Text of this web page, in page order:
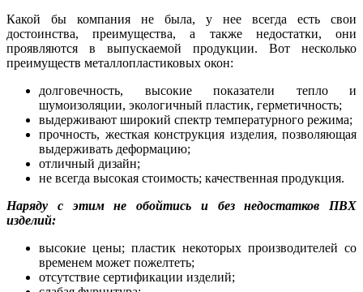
Какой бы компания не была, у нее всегда есть свои
достоинства, преимущества, а также недостатки, они
проявляются в выпускаемой продукции. Вот несколько
преимуществ металлопластиковых окон:
долговечность, высокие показатели тепло и
шумоизоляции, экологичный пластик, герметичность;
выдерживают широкий спектр температурного режима;
прочность, жесткая конструкция изделия, позволяющая
выдерживать деформацию;
отличный дизайн;
не всегда высокая стоимость; качественная продукция.
Наряду с этим не обойтись и без недостатков ПВХ
изделий:
высокие цены; пластик некоторых производителей со
временем может пожелтеть;
отсутствие сертификации изделий;